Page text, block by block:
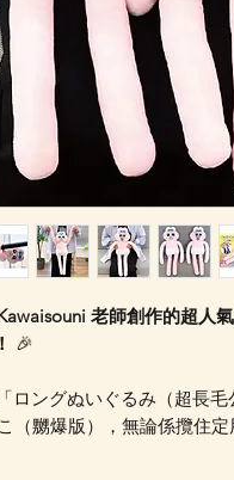
老師創作的超人
🎉
ロングぬいぐるみ（超長毛
（嬲爆版），無論係攬住